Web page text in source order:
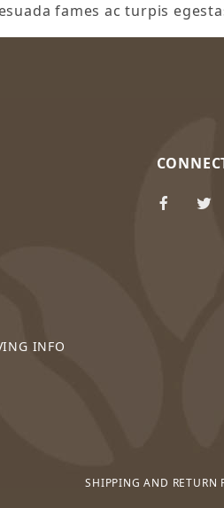
fames ac turpis
INFO
SHIPPING AND RETURN